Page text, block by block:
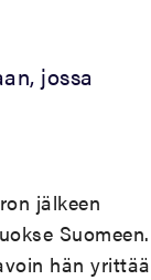
jossa
jälkeen
Suomeen.
hän yrittää